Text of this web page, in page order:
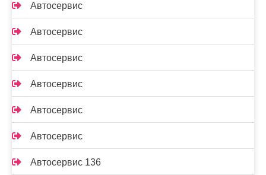
Автосервис
Автосервис
Автосервис
Автосервис
Автосервис
Автосервис
Автосервис 136